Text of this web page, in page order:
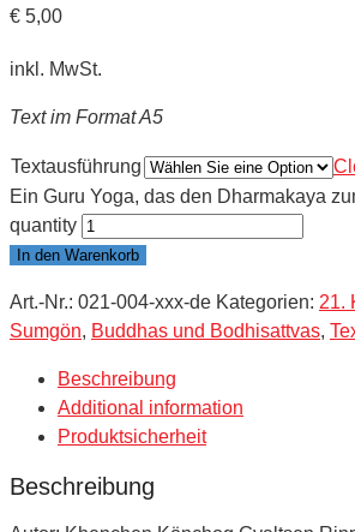
€ 5,00
inkl. MwSt.
Text im Format A5
Textausführung
Ein Guru Yoga, das den Dharmakaya
quantity
In den Warenkorb
Art.-Nr.: 021-004-xxx-de Kategorien: 21.
Sumgön, Buddhas und Bodhisattvas,
Beschreibung
Additional information
Produktsicherheit
Beschreibung